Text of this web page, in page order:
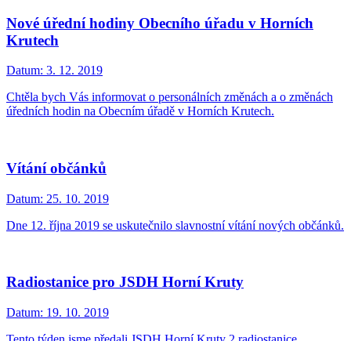
Nové úřední hodiny Obecního úřadu v Horních
Krutech
Datum: 3. 12. 2019
Chtěla bych Vás informovat o personálních změnách a o změnách
úředních hodin na Obecním úřadě v Horních Krutech.
Vítání občánků
Datum: 25. 10. 2019
Dne 12. října 2019 se uskutečnilo slavnostní vítání nových občánků.
Radiostanice pro JSDH Horní Kruty
Datum: 19. 10. 2019